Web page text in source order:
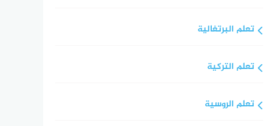
تعلم البرتغالية
تعلم التركية
تعلم الروسية